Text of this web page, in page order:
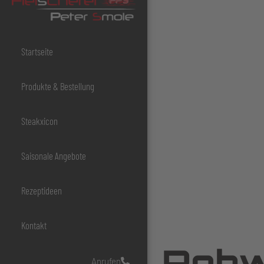
Startseite
Produkte & Bestellung
Steakxicon
Saisonale Angebote
Rezeptideen
Kontakt
Anrufen